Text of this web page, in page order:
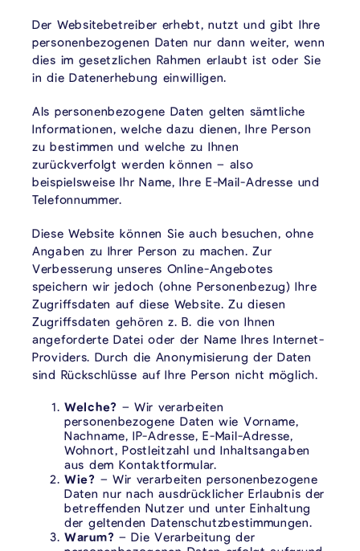
Der Websitebetreiber erhebt, nutzt und gibt Ihre
personenbezogenen Daten nur dann weiter, wenn
dies im gesetzlichen Rahmen erlaubt ist oder Sie
in die Datenerhebung einwilligen.
Als personenbezogene Daten gelten sämtliche
Informationen, welche dazu dienen, Ihre Person
zu bestimmen und welche zu Ihnen
zurückverfolgt werden können – also
beispielsweise Ihr Name, Ihre E-Mail-Adresse und
Telefonnummer.
Diese Website können Sie auch besuchen, ohne
Angaben zu Ihrer Person zu machen. Zur
Verbesserung unseres Online-Angebotes
speichern wir jedoch (ohne Personenbezug) Ihre
Zugriffsdaten auf diese Website. Zu diesen
Zugriffsdaten gehören z. B. die von Ihnen
angeforderte Datei oder der Name Ihres Internet-
Providers. Durch die Anonymisierung der Daten
sind Rückschlüsse auf Ihre Person nicht möglich.
Welche? – Wir verarbeiten
personenbezogene Daten wie Vorname,
Nachname, IP-Adresse, E-Mail-Adresse,
Wohnort, Postleitzahl und Inhaltsangaben
aus dem Kontaktformular.
Wie? – Wir verarbeiten personenbezogene
Daten nur nach ausdrücklicher Erlaubnis der
betreffenden Nutzer und unter Einhaltung
der geltenden Datenschutzbestimmungen.
Warum? – Die Verarbeitung der